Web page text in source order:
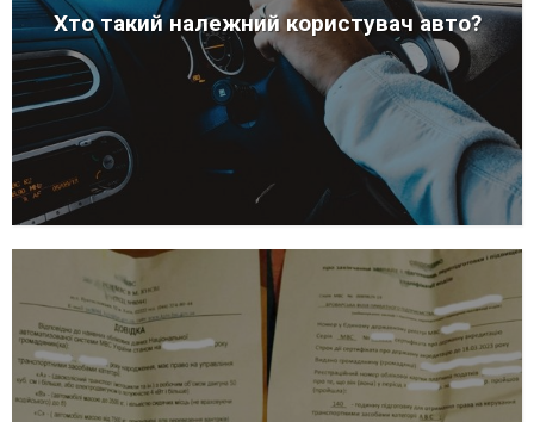
Хто такий належний користувач авто?